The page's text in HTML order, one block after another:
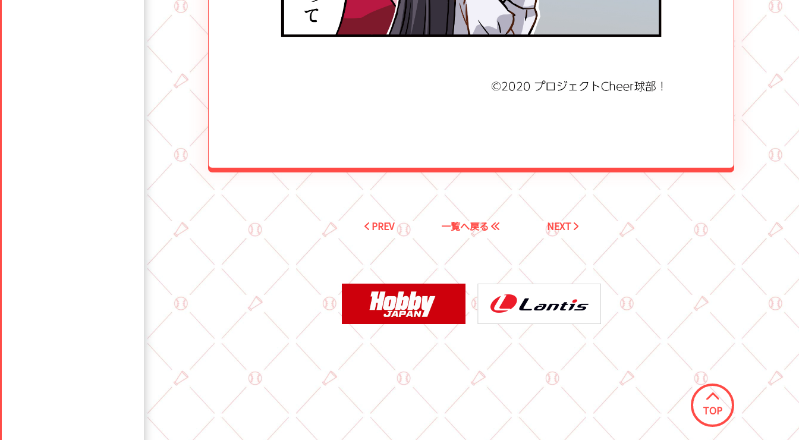
PREV 一覧へ戻る NEXT
TOP